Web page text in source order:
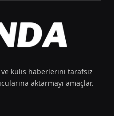
kulis haberlerini tarafsız
aktarmayı amaçlar.